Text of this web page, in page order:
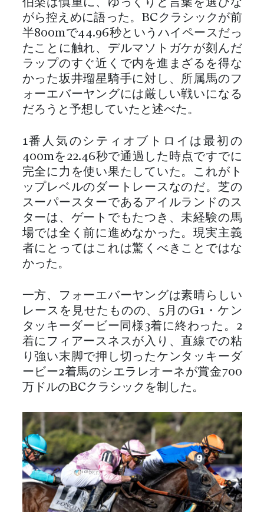
伯楽は慎重に、ゆっくりと言葉を選びな
がら控えめに語った。BCクラシックが前
半800mで44.96秒というハイペースだっ
たことに触れ、デルマソトガケが刻んだ
ラップのすぐ近くで内を進まざるを得な
かった坂井瑠星騎手に対し、所属馬のフ
ォーエバーヤングには厳しい戦いになる
だろうと予想していたと述べた。
1番人気のシティオブトロイは最初の
400mを22.46秒で通過した時点ですでに
完全に力を使い果たしていた。これがト
ップレベルのダートレースなのだ。芝の
スーパースターであるアイルランドのス
ターは、ゲートでもたつき、未経験の馬
場では全く前に進めなかった。現実主義
者にとってはこれは驚くべきことではな
かった。
一方、フォーエバーヤングは素晴らしい
レースを見せたものの、5月のG1・ケン
タッキーダービー同様3着に終わった。2
着にフィアースネスが入り、直線での粘
り強い末脚で押し切ったケンタッキーダ
ービー2着馬のシエラレオーネが賞金700
万ドルのBCクラシックを制した。